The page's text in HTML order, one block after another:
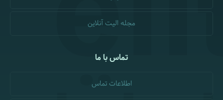
مجله الیت آنلاین
تماس با ما
اطلاعات تماس